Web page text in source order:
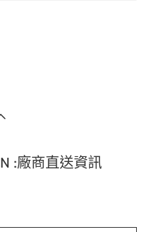
:廠商直送資訊